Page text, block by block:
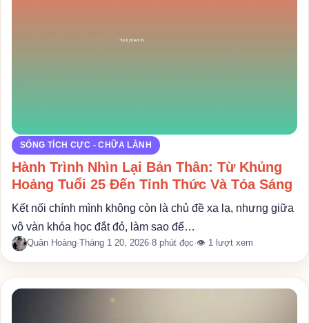
SỐNG TÍCH CỰC - CHỮA LÀNH
Hành Trình Nhìn Lại Bản Thân: Từ Khủng
Hoảng Tuổi 25 Đến Tỉnh Thức Và Tỏa Sáng
Kết nối chính mình không còn là chủ đề xa lạ, nhưng giữa
vô vàn khóa học đắt đỏ, làm sao để…
Quân Hoàng· Tháng 1 20, 2026·8 phút đọc·👁 1 lượt xem